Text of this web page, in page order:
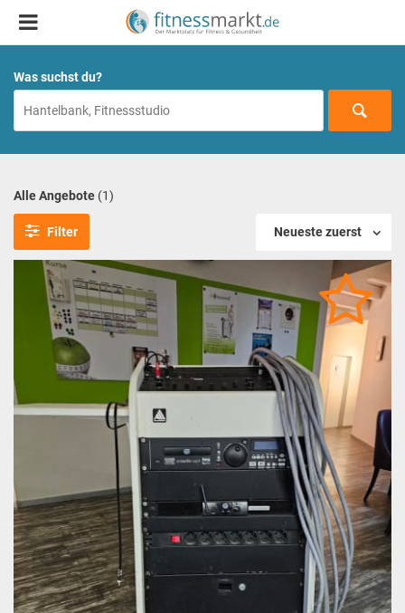
Was suchst du?
Alle Angebote (1)
Filter Neueste zuerst